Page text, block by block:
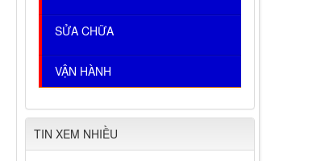
SỬA CHỮA
VẬN HÀNH
TIN XEM NHIỀU